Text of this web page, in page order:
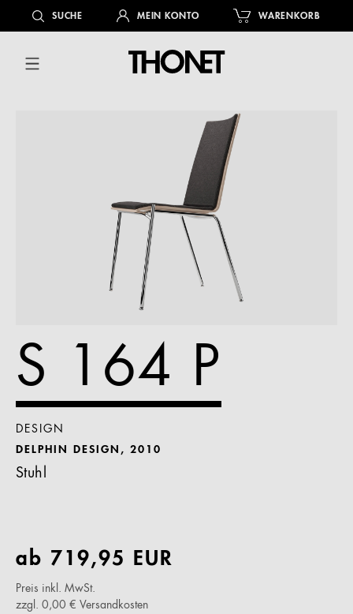
springenSUCHE MEIN KONTO WARENKORB
S 164 P
DESIGN
DELPHIN DESIGN, 2010
Stuhl
ab 719,95 EUR
Preis inkl. MwSt.
zzgl. 0,00 € Versandkosten